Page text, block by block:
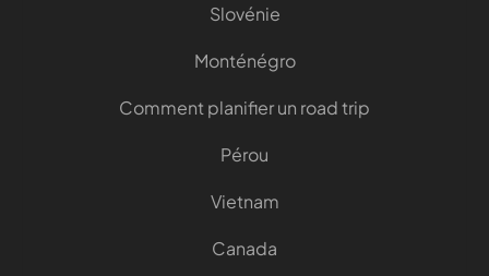
Slovénie
Monténégro
Comment planifier un road trip
Pérou
Vietnam
Canada